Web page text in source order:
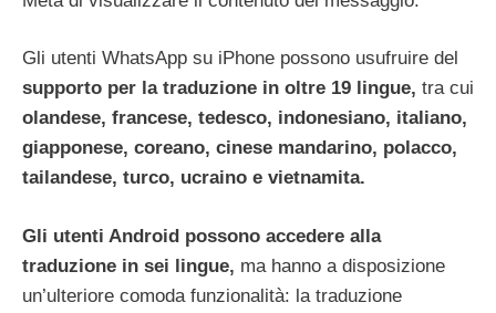
Gli utenti WhatsApp su iPhone possono usufruire del
supporto per la traduzione in oltre 19 lingue, tra cui
olandese, francese, tedesco, indonesiano, italiano,
giapponese, coreano, cinese mandarino, polacco,
tailandese, turco, ucraino e vietnamita.
Gli utenti Android possono accedere alla
traduzione in sei lingue, ma hanno a disposizione
un’ulteriore comoda funzionalità: la traduzione